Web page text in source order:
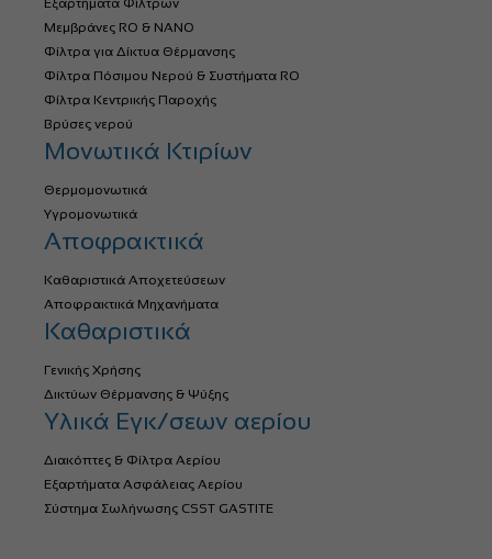
Εξαρτήματα Φίλτρων
Μεμβράνες RO & NANO
Φίλτρα για Δίκτυα Θέρμανσης
Φίλτρα Πόσιμου Νερού & Συστήματα RO
Φίλτρα Κεντρικής Παροχής
Βρύσες νερού
Μονωτικά Κτιρίων
Θερμομονωτικά
Υγρομονωτικά
Αποφρακτικά
Καθαριστικά Αποχετεύσεων
Αποφρακτικά Μηχανήματα
Καθαριστικά
Γενικής Χρήσης
Δικτύων Θέρμανσης & Ψύξης
Υλικά Εγκ/σεων αερίου
Διακόπτες & Φίλτρα Αερίου
Εξαρτήματα Ασφάλειας Αερίου
Σύστημα Σωλήνωσης CSST GASTITE